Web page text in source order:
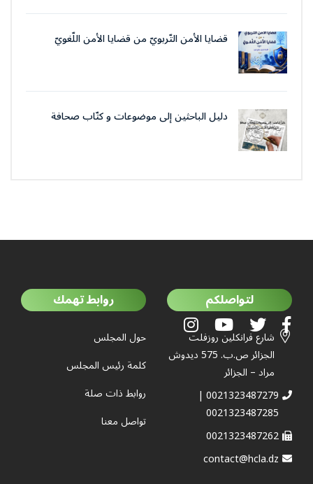
قضايا الأمن التّربويّ من قضايا الأمن اللّغويّ
دليل الباحثين إلى موضوعات و كتّاب صحافة
لتواصلكم
شارع فرانكلين روزفلت
الجزائر ص.ب. 575 ديدوش
مراد – الجزائر
0021323487279 |
0021323487285
0021323487262
contact@hcla.dz
روابط تهمك
حول المجلس
كلمة رئيس المجلس
روابط ذات صلة
تواصل معنا